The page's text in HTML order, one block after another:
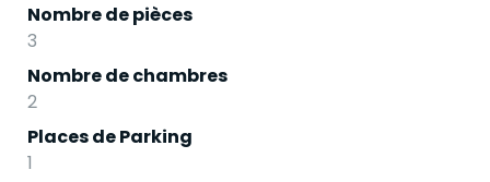
Nombre de pièces
3
Nombre de chambres
2
Places de Parking
1